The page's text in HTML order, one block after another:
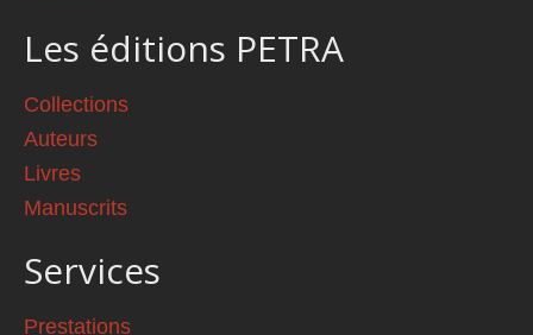
Les éditions PETRA
Collections
Auteurs
Livres
Manuscrits
Services
Prestations